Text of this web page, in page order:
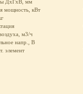
ДхГхВ, мм
мощность, кВт
м3/ч
напр., В
элемент